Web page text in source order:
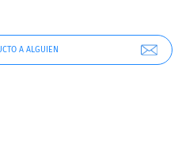
A ALGUIEN